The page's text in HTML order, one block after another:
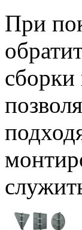
При
сборки